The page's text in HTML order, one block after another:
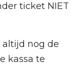
ticket NIET
altijd nog de
kassa te